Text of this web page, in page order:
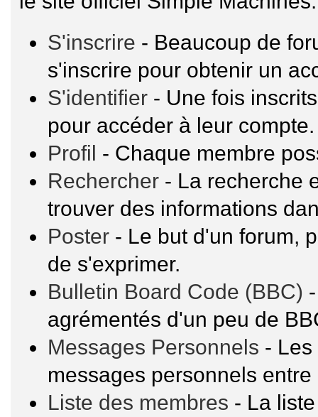
S'inscrire - Beaucoup de
s'inscrire pour obtenir un
S'identifier - Une fois
pour accéder à leur compte.
Profil - Chaque membre
Rechercher - La recherche
trouver des informations
Poster - Le but d'un forum,
de s'exprimer.
Bulletin Board Code (BBC)
agrémentés d'un peu de
Messages Personnels -
messages personnels entre
Liste des membres - La